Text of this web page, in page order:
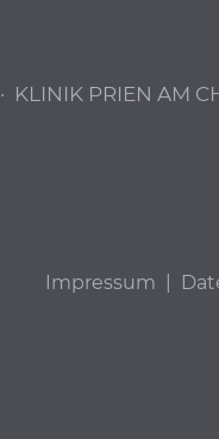
· KLINIK PRIEN AM
Impressum